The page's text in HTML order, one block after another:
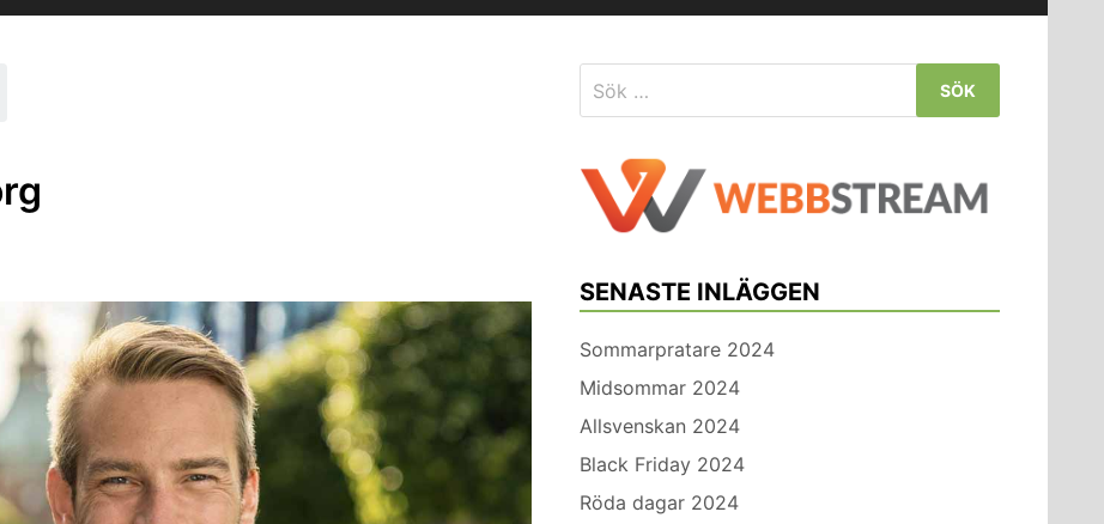
efter:
SENASTE INLÄGGEN
Sommarpratare 2024
Midsommar 2024
Allsvenskan 2024
Black Friday 2024
Röda dagar 2024